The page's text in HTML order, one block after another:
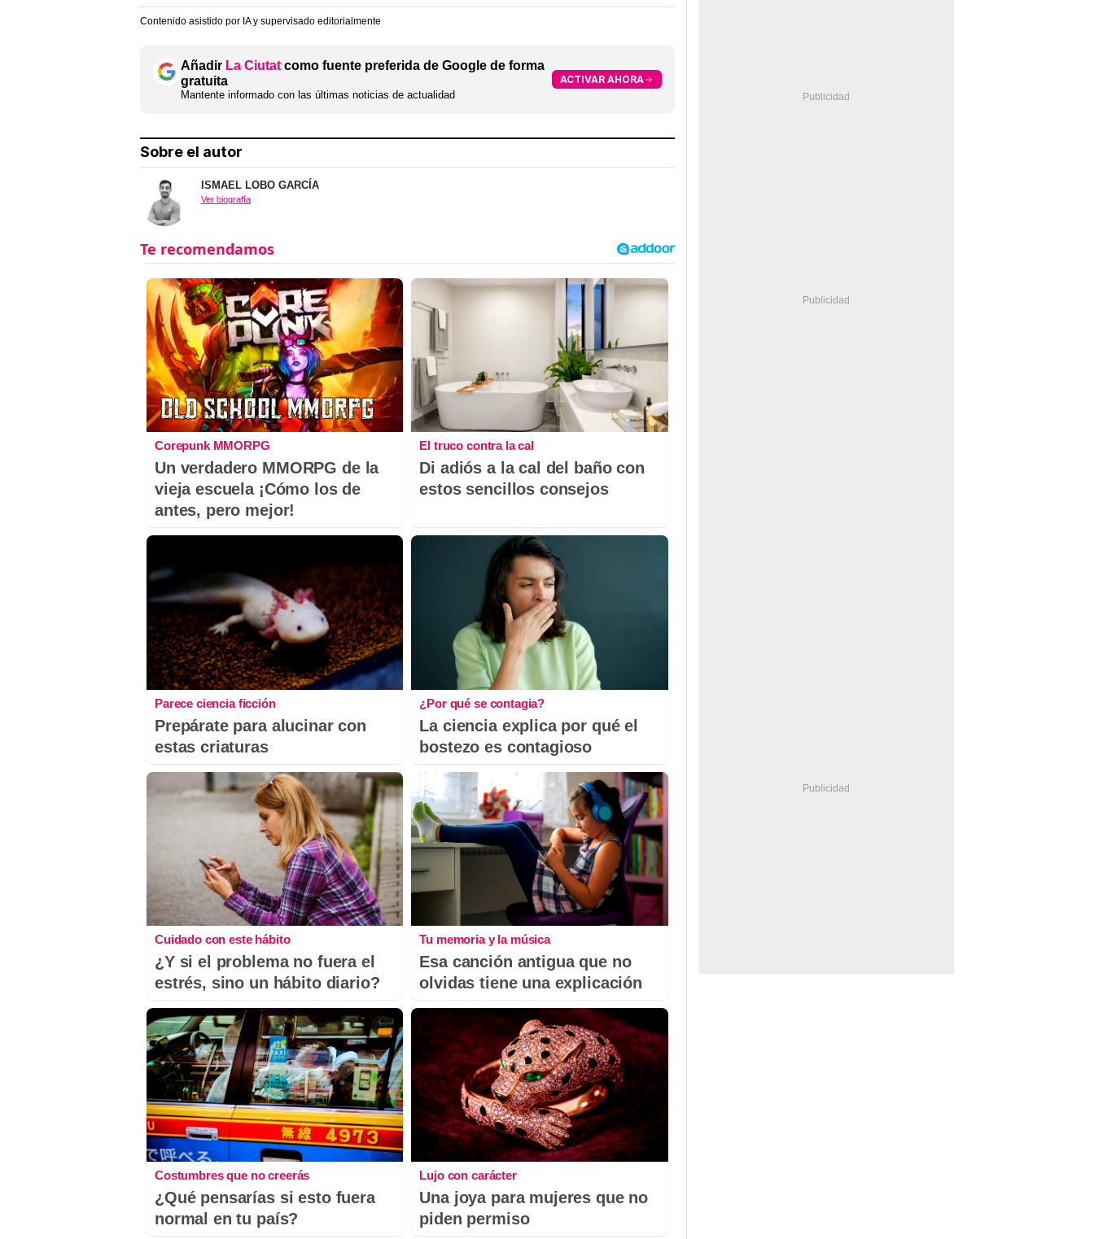
Contenido asistido por IA y supervisado editorialmente
Añadir La Ciutat como fuente preferida de Google de forma
gratuita
Mantente informado con las últimas noticias de actualidad
ACTIVAR AHORA
Sobre el autor
ISMAEL LOBO GARCÍA
Ver biografía
Corepunk MMORPG
Un verdadero MMORPG de la
vieja escuela ¡Cómo los de
antes, pero mejor!
El truco contra la cal
Di adiós a la cal del baño con
estos sencillos consejos
Parece ciencia ficción
Prepárate para alucinar con
estas criaturas
¿Por qué se contagia?
La ciencia explica por qué el
bostezo es contagioso
Cuidado con este hábito
¿Y si el problema no fuera el
estrés, sino un hábito diario?
Tu memoria y la música
Esa canción antigua que no
olvidas tiene una explicación
Costumbres que no creerás
¿Qué pensarías si esto fuera
normal en tu país?
Lujo con carácter
Una joya para mujeres que no
piden permiso